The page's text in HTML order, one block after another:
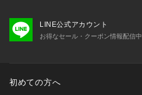
LINE公式アカウント
お得なセール・クーポン情報配信中
初めての方へ